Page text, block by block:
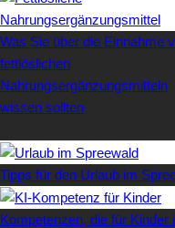
Was Sie über die Einnahme
fettlöslichen
Nahrungsergänzungsmitteln
wissen sollten
Tipps für den Urlaub im
Kompetenzen, die für